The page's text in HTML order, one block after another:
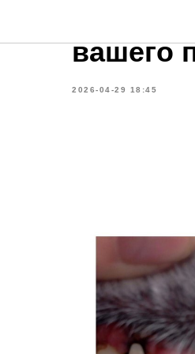
вашего
2026-04-29 18:45